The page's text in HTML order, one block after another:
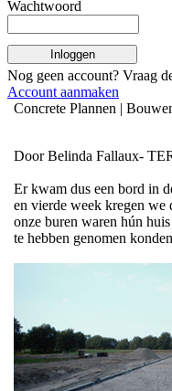
Wachtwoord
Inloggen
Nog geen account? Vraag
Account aanmaken
Concrete Plannen |
Door Belinda Fallaux-
Er kwam dus een bord in
en vierde week kregen we
onze buren waren hún
te hebben genomen